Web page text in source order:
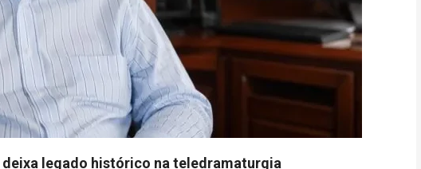
deixa legado histórico na teledramaturgia